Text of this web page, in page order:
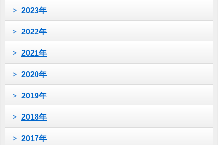
2023年
2022年
2021年
2020年
2019年
2018年
2017年